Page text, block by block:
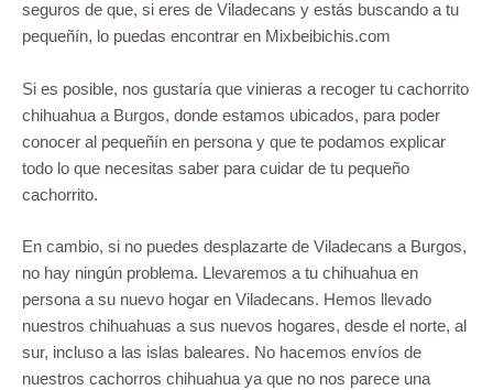
seguros de que, si eres de Viladecans y estás buscando a tu
pequeñín, lo puedas encontrar en Mixbeibichis.com
Si es posible, nos gustaría que vinieras a recoger tu cachorrito
chihuahua a Burgos, donde estamos ubicados, para poder
conocer al pequeñín en persona y que te podamos explicar
todo lo que necesitas saber para cuidar de tu pequeño
cachorrito.
En cambio, si no puedes desplazarte de Viladecans a Burgos,
no hay ningún problema. Llevaremos a tu chihuahua en
persona a su nuevo hogar en Viladecans. Hemos llevado
nuestros chihuahuas a sus nuevos hogares, desde el norte, al
sur, incluso a las islas baleares. No hacemos envíos de
nuestros cachorros chihuahua ya que no nos parece una